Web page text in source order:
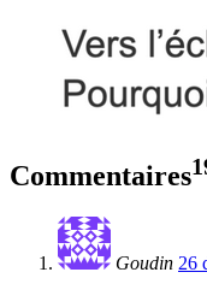
Commentaires
Goudin 26